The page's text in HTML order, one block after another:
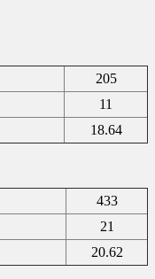
205
11
18.64
433
21
20.62